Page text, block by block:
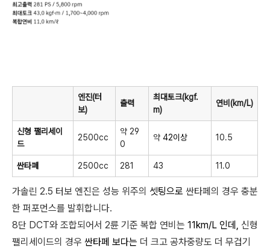
엔진(터
보)
출력
최대토크(kgf.
m)
연비(km/L)
신형 팰리세이
드
2500cc
약 29
0
약 42이상 10.5
싼타페 2500cc 281 43 11.0
가솔린 2.5 터보 엔진은 성능 위주의 셋팅으로 싼타페의 경우 충분
한 퍼포먼스를 발휘합니다.
8단 DCT와 조합되어서 2륜 기준 복합 연비는 11km/L 인데, 신형
팰리세이드의 경우 싼타페 보다는 더 크고 공차중량도 더 무겁기